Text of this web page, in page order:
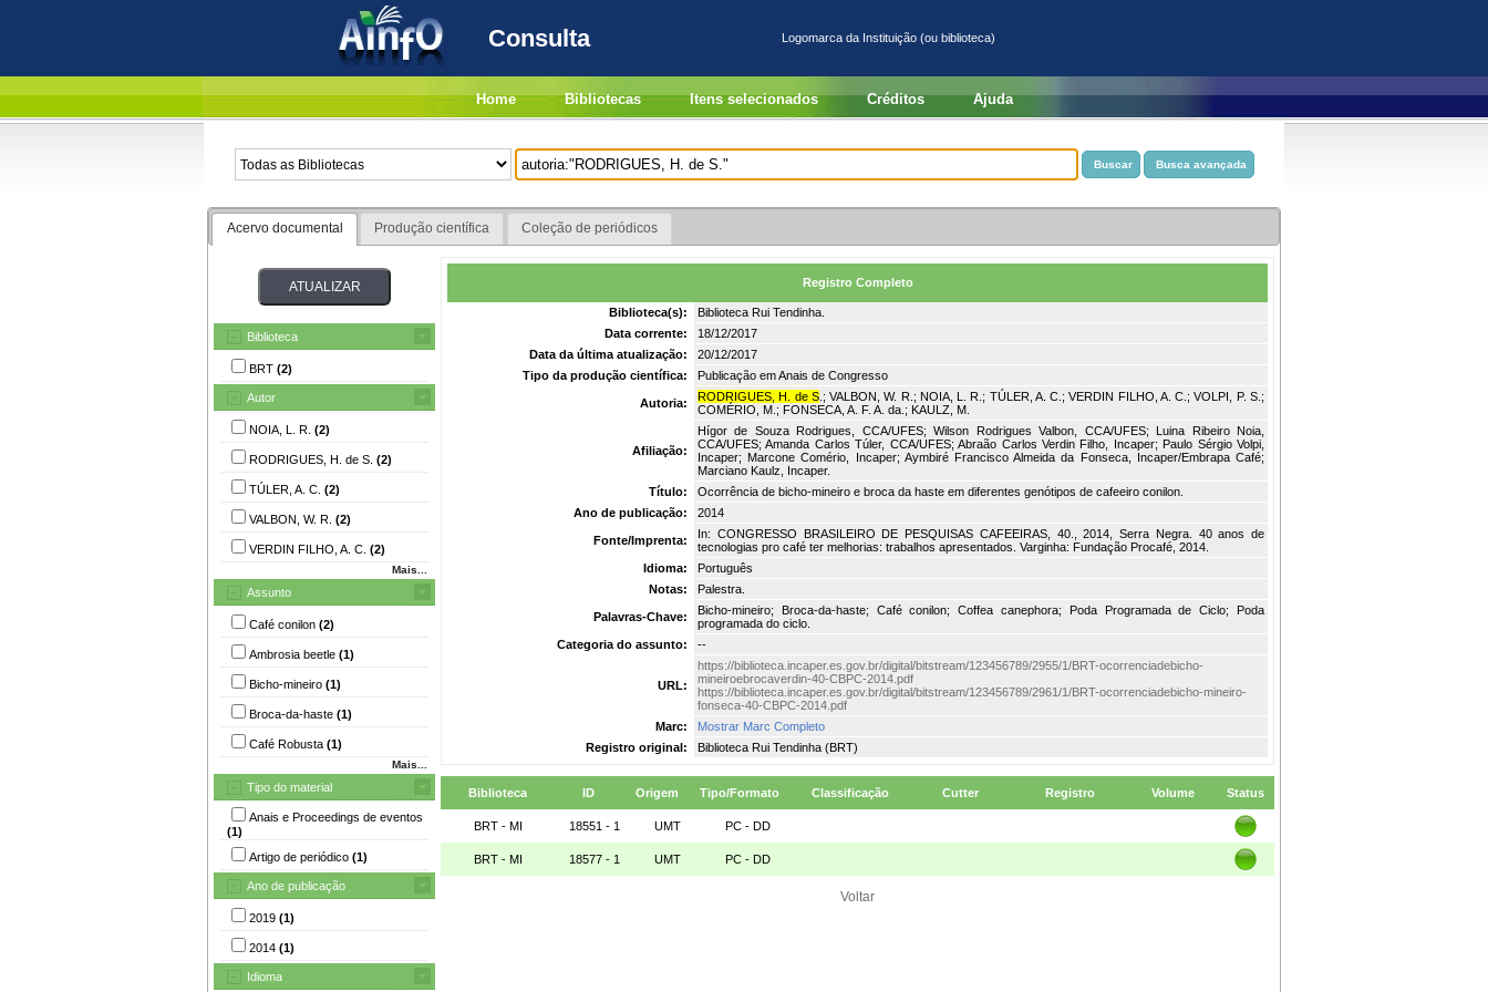
Consulta Logomarca da Instituição (ou biblioteca)
Home Bibliotecas Itens selecionados Créditos Ajuda
Acervo documental Produção científica Coleção de periódicos
Biblioteca
BRT (2)
Autor
NOIA, L. R. (2)
RODRIGUES, H. de S. (2)
TÚLER, A. C. (2)
VALBON, W. R. (2)
VERDIN FILHO, A. C. (2)
Mais...
Assunto
Café conilon (2)
Ambrosia beetle (1)
Bicho-mineiro (1)
Broca-da-haste (1)
Café Robusta (1)
Mais...
Tipo do material
Anais e Proceedings de eventos
(1)
Artigo de periódico (1)
Ano de publicação
2019 (1)
2014 (1)
Idioma
Registro Completo
Biblioteca(s):
Biblioteca Rui Tendinha.
Data corrente:
18/12/2017
Data da última atualização:
20/12/2017
Tipo da produção científica:
Publicação em Anais de Congresso
Autoria: RODRIGUES, H. de S.; VALBON, W. R.; NOIA, L. R.; TÚLER, A. C.; VERDIN FILHO, A. C.; VOLPI, P. S.;
COMÉRIO, M.; FONSECA, A. F. A. da.; KAULZ, M.
Afiliação:
Hígor de Souza Rodrigues, CCA/UFES; Wilson Rodrigues Valbon, CCA/UFES; Luina Ribeiro Noia,
CCA/UFES; Amanda Carlos Túler, CCA/UFES; Abraão Carlos Verdin Filho, Incaper; Paulo Sérgio Volpi,
Incaper; Marcone Comério, Incaper; Aymbiré Francisco Almeida da Fonseca, Incaper/Embrapa Café;
Marciano Kaulz, Incaper.
Título:
Ocorrência de bicho-mineiro e broca da haste em diferentes genótipos de cafeeiro conilon.
Ano de publicação:
2014
Fonte/Imprenta:
In: CONGRESSO BRASILEIRO DE PESQUISAS CAFEEIRAS, 40., 2014, Serra Negra. 40 anos de
tecnologias pro café ter melhorias: trabalhos apresentados. Varginha: Fundação Procafé, 2014.
Idioma:
Português
Notas:
Palestra.
Palavras-Chave:
Bicho-mineiro; Broca-da-haste; Café conilon; Coffea canephora; Poda Programada de Ciclo; Poda
programada do ciclo.
Categoria do assunto:
--
URL:
https://biblioteca.incaper.es.gov.br/digital/bitstream/123456789/2955/1/BRT-ocorrenciadebicho-
mineiroebrocaverdin-40-CBPC-2014.pdf
https://biblioteca.incaper.es.gov.br/digital/bitstream/123456789/2961/1/BRT-ocorrenciadebicho-mineiro-
fonseca-40-CBPC-2014.pdf
Marc:
Mostrar Marc Completo
Registro original:
Biblioteca Rui Tendinha (BRT)
Biblioteca ID Origem Tipo/Formato Classificação Cutter Registro Volume Status
BRT - MI 18551 - 1 UMT PC - DD
BRT - MI 18577 - 1 UMT PC - DD
Voltar